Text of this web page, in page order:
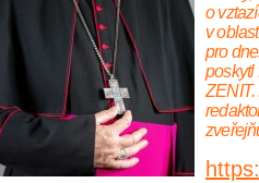
o
v
pro
poskytl
ZENIT.